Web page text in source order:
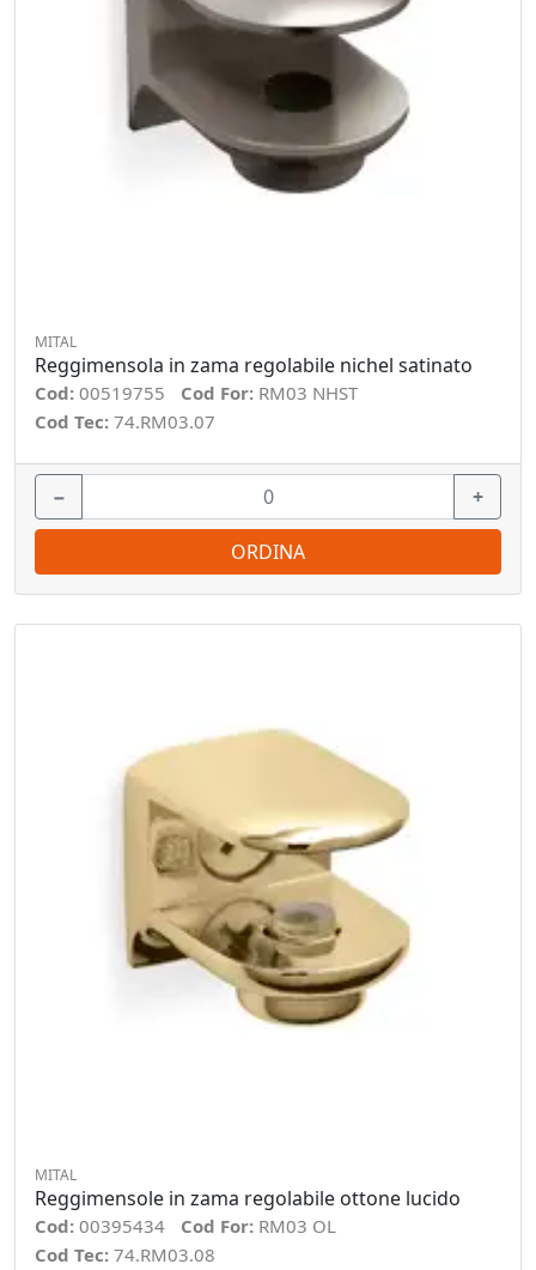
MITAL
Reggimensola in zama regolabile nichel satinato
Cod: 00519755 Cod For: RM03 NHST
Cod Tec: 74.RM03.07
− +
ORDINA
MITAL
Reggimensole in zama regolabile ottone lucido
Cod: 00395434 Cod For: RM03 OL
Cod Tec: 74.RM03.08